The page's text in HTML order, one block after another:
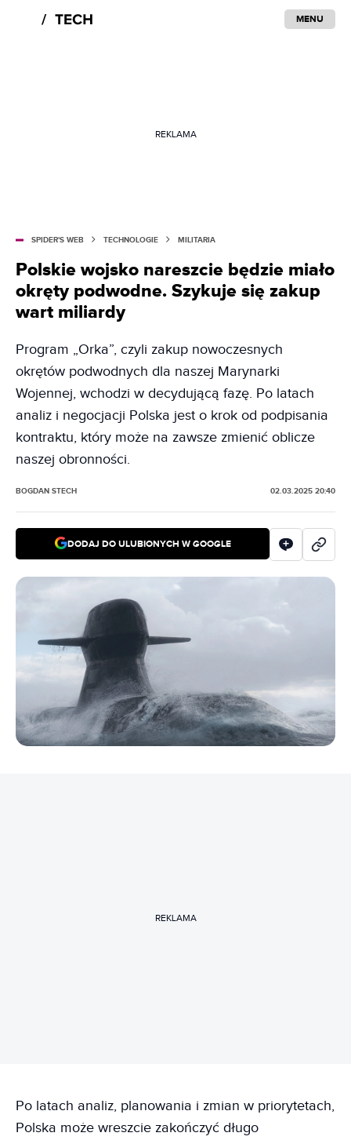
MENU
REKLAMA
SPIDER'S WEB TECHNOLOGIE MILITARIA
Polskie wojsko nareszcie będzie miało
okręty podwodne. Szykuje się zakup
wart miliardy
Program „Orka”, czyli zakup nowoczesnych
okrętów podwodnych dla naszej Marynarki
Wojennej, wchodzi w decydującą fazę. Po latach
analiz i negocjacji Polska jest o krok od podpisania
kontraktu, który może na zawsze zmienić oblicze
naszej obronności.
BOGDAN STECH 02.03.2025 20:40
DODAJ DO ULUBIONYCH W GOOGLE
REKLAMA
Po latach analiz, planowania i zmian w priorytetach,
Polska może wreszcie zakończyć długo